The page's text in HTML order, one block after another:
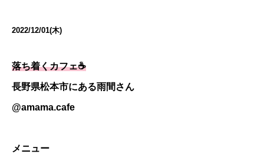
2022/12/01(木)
落ち着くカフェ☕️
長野県松本市にある雨間さん
@amama.cafe
メニュー